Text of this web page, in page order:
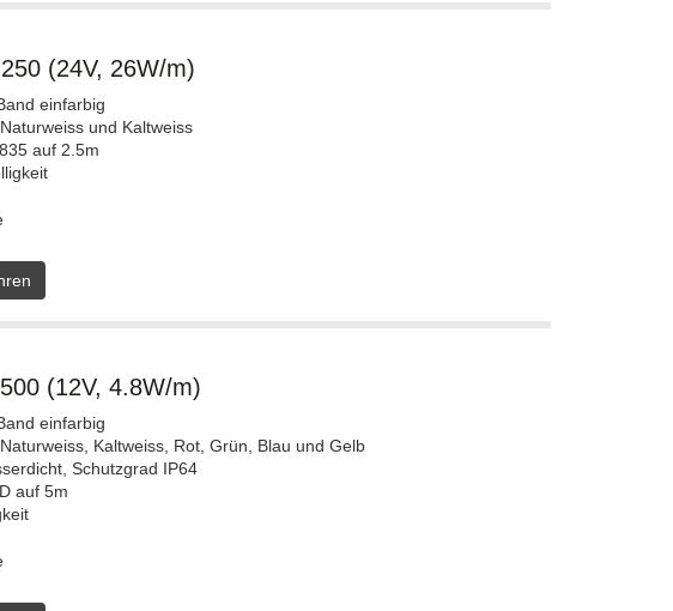
(24V, 26W/m)
einfarbig
und Kaltweiss
auf 2.5m
(12V, 4.8W/m)
einfarbig
Kaltweiss, Rot, Grün, Blau und Gelb
Schutzgrad IP64
auf 5m